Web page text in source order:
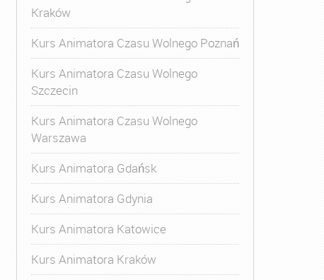
Kraków
Kurs Animatora Czasu Wolnego Poznań
Kurs Animatora Czasu Wolnego
Szczecin
Kurs Animatora Czasu Wolnego
Warszawa
Kurs Animatora Gdańsk
Kurs Animatora Gdynia
Kurs Animatora Katowice
Kurs Animatora Kraków